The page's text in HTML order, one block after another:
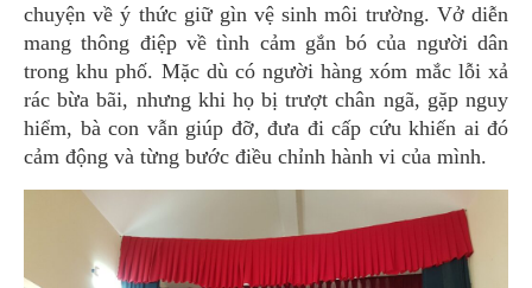
chuyện về ý thức giữ gìn vệ sinh môi trường. Vở diễn
mang thông điệp về tình cảm gắn bó của người dân
trong khu phố. Mặc dù có người hàng xóm mắc lỗi xả
rác bừa bãi, nhưng khi họ bị trượt chân ngã, gặp nguy
hiểm, bà con vẫn giúp đỡ, đưa đi cấp cứu khiến ai đó
cảm động và từng bước điều chỉnh hành vi của mình.